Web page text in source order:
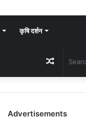
कृषि दर्शन
Random
Article
Advertisements